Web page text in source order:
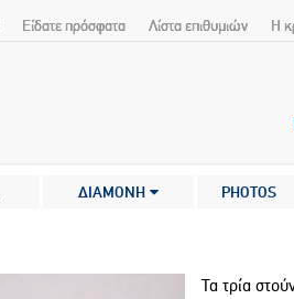
Είδατε πρόσφατα Λίστα επιθυμιών Η
ΔΙΑΜΟΝΗ PHOTOS
Τα τρία